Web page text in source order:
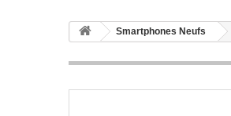
Smartphones Neufs